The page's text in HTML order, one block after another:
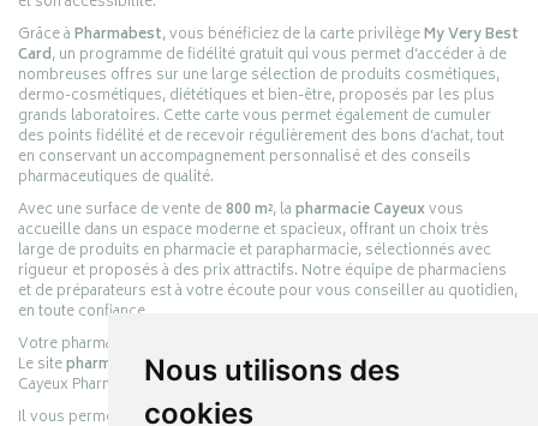
Nous utilisons des
cookies
Grâce àPharmabest, vous bénéficiez de la carte privilègeMy Very Best
Card, un programme de fidélité gratuit qui vous permet d’accéder à de
nombreuses offres sur une large sélection de produits cosmétiques,
dermo-cosmétiques, diététiques et bien-être, proposés par les plus
grands laboratoires. Cette carte vous permet également de cumuler
des points fidélité et de recevoir régulièrement des bons d’achat, tout
en conservant un accompagnement personnalisé et des conseils
pharmaceutiques de qualité.
Avec une surface de vente de800 m², lapharmacie Cayeuxvous
accueille dans un espace moderne et spacieux, offrant un choix très
large de produits en pharmacie et parapharmacie, sélectionnés avec
rigueur et proposés à des prix attractifs. Notre équipe de pharmaciens
et de préparateurs est à votre écoute pour vous conseiller au quotidien,
en toute confiance.
Votre pharmacie en ligne :
Le sitepharmacie-cayeux.frest le prolongement digital de la pharmacie
Cayeux Pharmabest Berck-sur-Mer – Rang-du-Fliers.
Il vous permet de réaliser vos achats en ligne parmi des milliers de